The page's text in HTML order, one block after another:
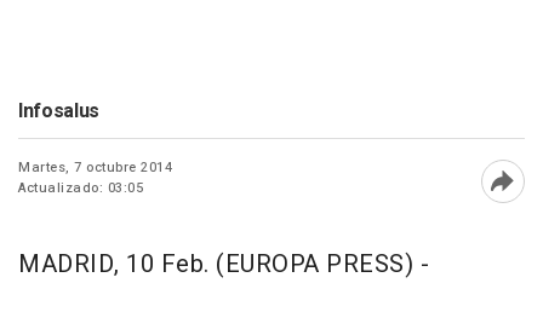
Infosalus
Martes, 7 octubre 2014
Actualizado: 03:05
MADRID, 10 Feb. (EUROPA PRESS) -